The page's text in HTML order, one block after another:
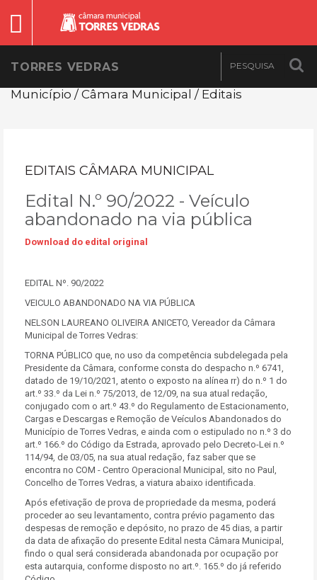
TORRES VEDRAS
Município / Câmara Municipal / Editais
EDITAIS CÂMARA MUNICIPAL
Edital N.º 90/2022 - Veículo
abandonado na via pública
Download do edital original
EDITAL Nº. 90/2022
VEICULO ABANDONADO NA VIA PÚBLICA
NELSON LAUREANO OLIVEIRA ANICETO, Vereador da Câmara
Municipal de Torres Vedras:
TORNA PÚBLICO que, no uso da competência subdelegada pela
Presidente da Câmara, conforme consta do despacho n.º 6741,
datado de 19/10/2021, atento o exposto na alínea rr) do n.º 1 do
art.º 33.º da Lei n.º 75/2013, de 12/09, na sua atual redação,
conjugado com o art.º 43.º do Regulamento de Estacionamento,
Cargas e Descargas e Remoção de Veículos Abandonados do
Município de Torres Vedras, e ainda com o estipulado no n.º 3 do
art.º 166.º do Código da Estrada, aprovado pelo Decreto-Lei n.º
114/94, de 03/05, na sua atual redação, faz saber que se
encontra no COM - Centro Operacional Municipal, sito no Paul,
Concelho de Torres Vedras, a viatura abaixo identificada.
Após efetivação de prova de propriedade da mesma, poderá
proceder ao seu levantamento, contra prévio pagamento das
despesas de remoção e depósito, no prazo de 45 dias, a partir
da data de afixação do presente Edital nesta Câmara Municipal,
findo o qual será considerada abandonada por ocupação por
esta autarquia, conforme disposto no art.º. 165.º do já referido